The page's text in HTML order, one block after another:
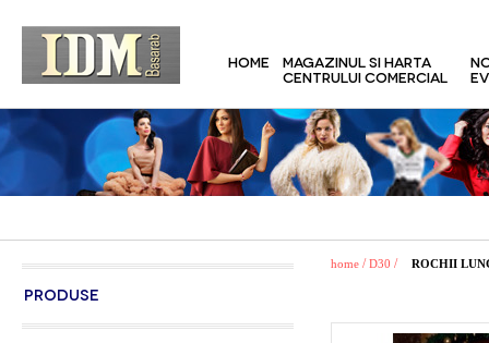
HOME
MAGAZINUL SI HARTA
CENTRULUI COMERCIAL
PRODUSE
home / D30 / ROCHII